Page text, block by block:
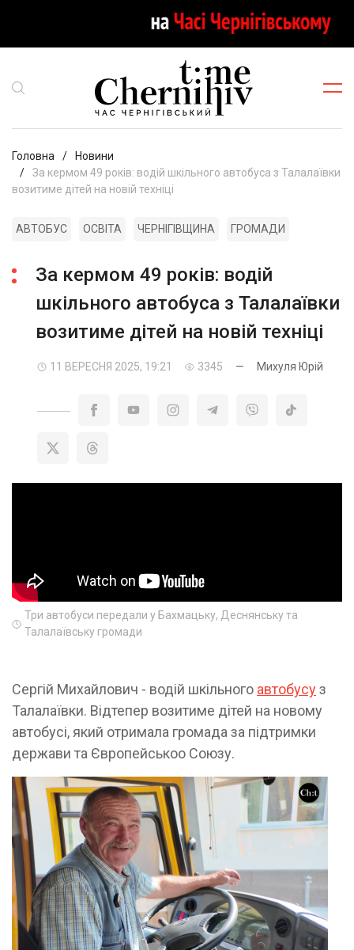
Головна
Новини
За кермом 49 років: водій шкільного автобуса з Талалаївки
возитиме дітей на новій техніці
АВТОБУС ОСВІТА ЧЕРНІГІВЩИНА ГРОМАДИ
За кермом 49 років: водій
шкільного автобуса з Талалаївки
возитиме дітей на новій техніці
11 ВЕРЕСНЯ 2025, 19:21 3345 — Михуля Юрій
Три автобуси передали у Бахмацьку, Деснянську та
Талалаївську громади
Сергій Михайлович - водій шкільного автобусуз
Талалаївки. Відтепер возитиме дітей на новому
автобусі, який отримала громада за підтримки
держави та Європейськоо Союзу.